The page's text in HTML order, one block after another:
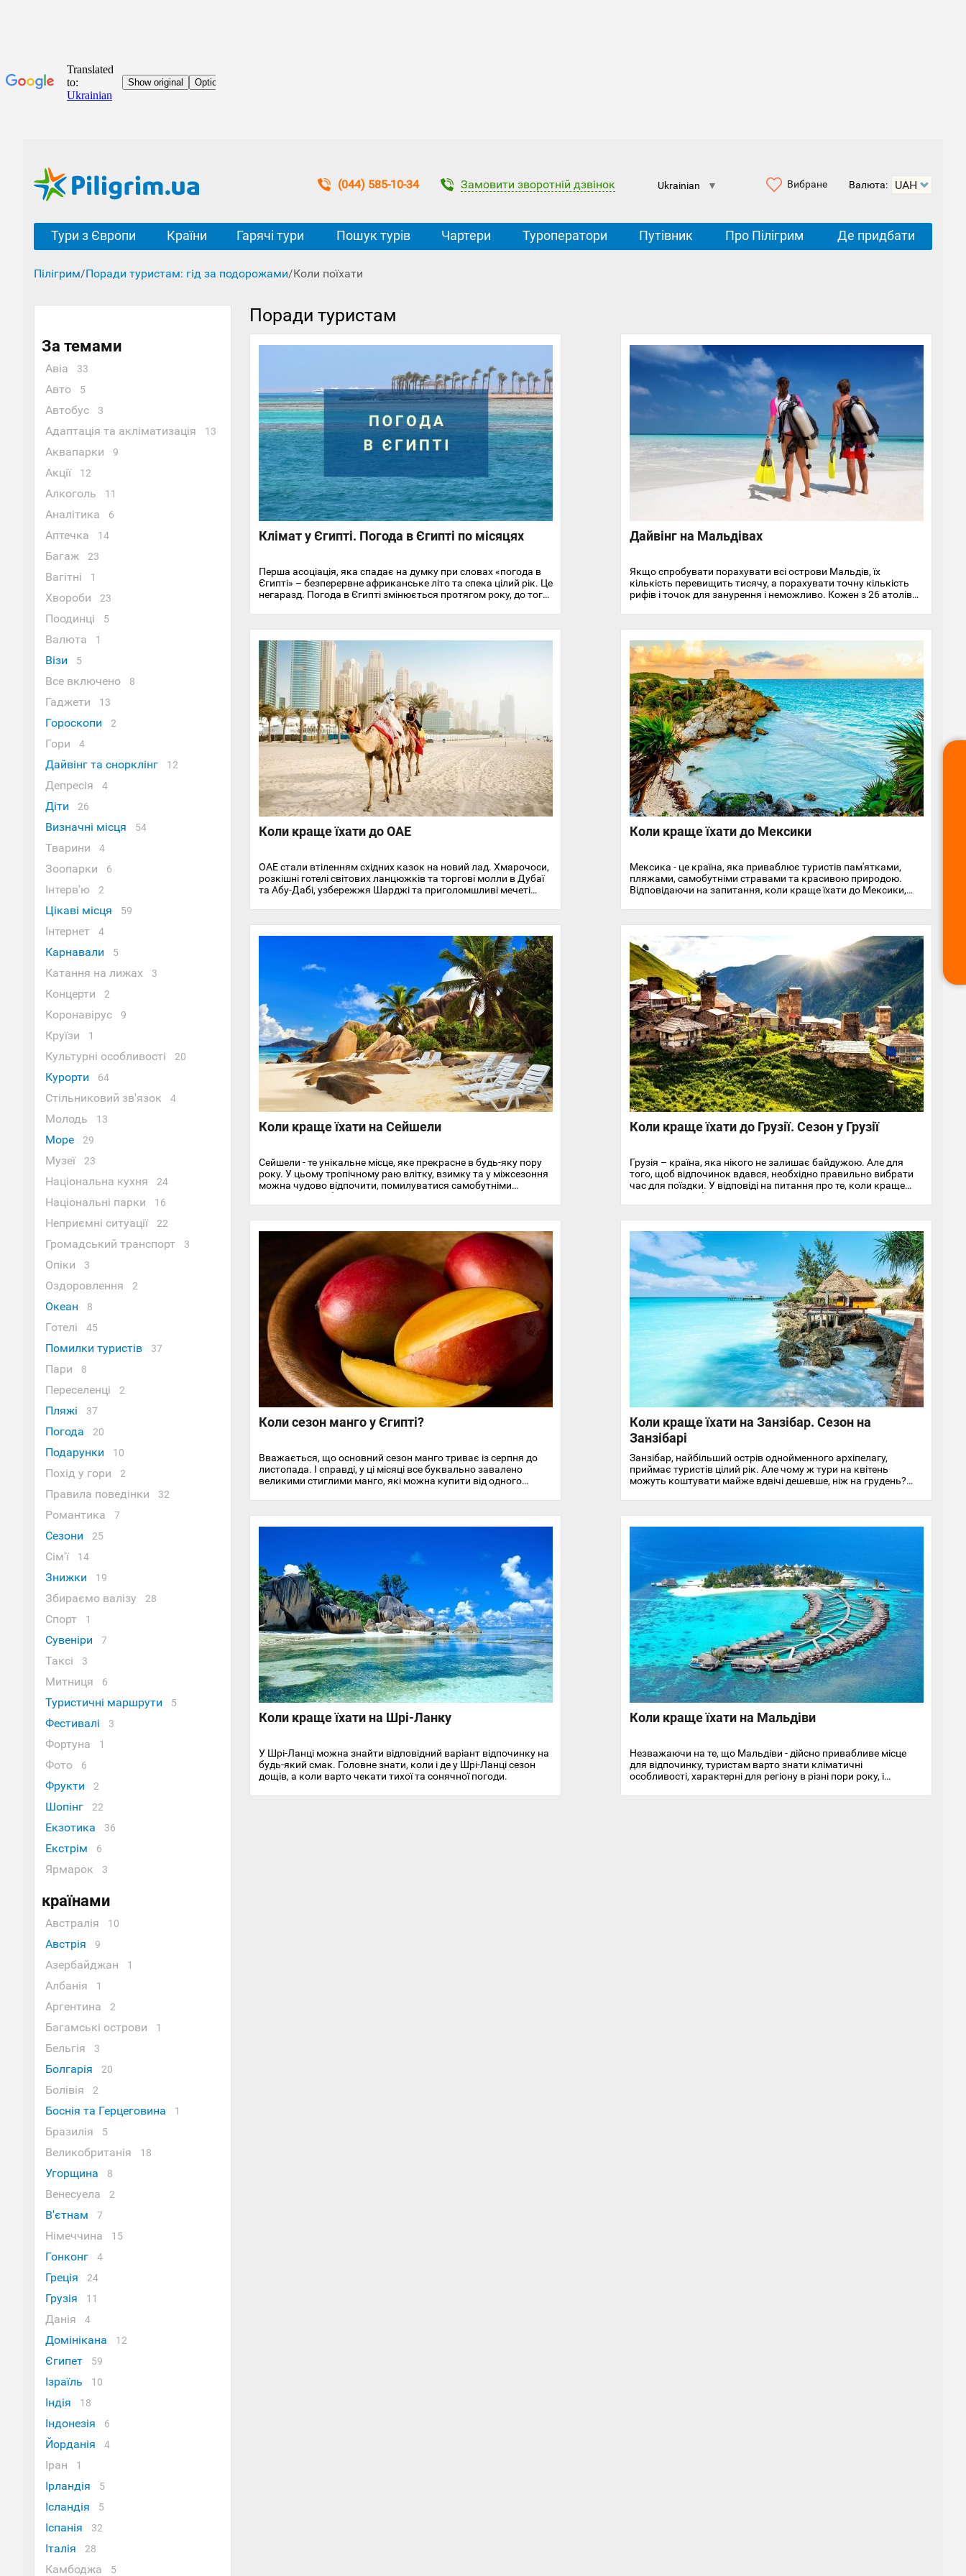
(044) 585-10-34 Замовити зворотній дзвінок Ukrainian ▼ Вибране Валюта:
Тури з Європи Країни Гарячі тури Пошук турів Чартери Туроператори Путівник Про Пілігрим Де придбати
Пілігрим/Поради туристам: гід за подорожами/Коли поїхати
За темами
Авіа 33
Авто 5
Автобус 3
Адаптація та акліматизація 13
Аквапарки 9
Акції 12
Алкоголь 11
Аналітика 6
Аптечка 14
Багаж 23
Вагітні 1
Хвороби 23
Поодинці 5
Валюта 1
Візи 5
Все включено 8
Гаджети 13
Гороскопи 2
Гори 4
Дайвінг та снорклінг 12
Депресія 4
Діти 26
Визначні місця 54
Тварини 4
Зоопарки 6
Інтерв'ю 2
Цікаві місця 59
Інтернет 4
Карнавали 5
Катання на лижах 3
Концерти 2
Коронавірус 9
Круїзи 1
Культурні особливості 20
Курорти 64
Стільниковий зв'язок 4
Молодь 13
Море 29
Музеї 23
Національна кухня 24
Національні парки 16
Неприємні ситуації 22
Громадський транспорт 3
Опіки 3
Оздоровлення 2
Океан 8
Готелі 45
Помилки туристів 37
Пари 8
Переселенці 2
Пляжі 37
Погода 20
Подарунки 10
Похід у гори 2
Правила поведінки 32
Романтика 7
Сезони 25
Сім'ї 14
Знижки 19
Збираємо валізу 28
Спорт 1
Сувеніри 7
Таксі 3
Митниця 6
Туристичні маршрути 5
Фестивалі 3
Фортуна 1
Фото 6
Фрукти 2
Шопінг 22
Екзотика 36
Екстрім 6
Ярмарок 3
країнами
Австралія 10
Австрія 9
Азербайджан 1
Албанія 1
Аргентина 2
Багамські острови 1
Бельгія 3
Болгарія 20
Болівія 2
Боснія та Герцеговина 1
Бразилія 5
Великобританія 18
Угорщина 8
Венесуела 2
В'єтнам 7
Німеччина 15
Гонконг 4
Греція 24
Грузія 11
Данія 4
Домінікана 12
Єгипет 59
Ізраїль 10
Індія 18
Індонезія 6
Йорданія 4
Іран 1
Ірландія 5
Ісландія 5
Іспанія 32
Італія 28
Камбоджа 5
Поради туристам
Клімат у Єгипті. Погода в Єгипті по місяцях
Перша асоціація, яка спадає на думку при словах «погода в
Єгипті» – безперервне африканське літо та спека цілий рік. Це
негаразд. Погода в Єгипті змінюється протягом року, до того
докладно розповімо про особливості клімату та температуру
повітря та води в Єгипті на найпопулярніших курортах
Червоного моря.
Дайвінг на Мальдівах
Якщо спробувати порахувати всі острови Мальдів, їх
кількість перевищить тисячу, а порахувати точну кількість
рифів і точок для занурення і неможливо. Кожен з 26 атолів
Нічний дайвінг, підводна зйомка, занурення на велику
глибину, дайвінг з черепахами, схилами і навіть акулами –
ось неповний перелік того, чим можна зайнятися на
Мальдівах.
Коли краще їхати до ОАЕ
ОАЕ стали втіленням східних казок на новий лад. Хмарочоси,
розкішні готелі світових ланцюжків та торгові молли в Дубаї
та Абу-Дабі, узбережжя Шарджі та приголомшливі мечеті
Цілий рік сюди прилітають десятки тисяч мандрівників. Але
оптимальним часом для подорожі є холодний сезон в ОАЕ.
Він починається з жовтня та закінчується в середині весни.
Коли краще їхати до Мексики
Мексика - це країна, яка приваблює туристів пам'ятками,
пляжами, самобутніми стравами та красивою природою.
Відповідаючи на запитання, коли краще їхати до Мексики,
головне вибрати потрібний курорт та узбережжя.
Коли краще їхати на Сейшели
Сейшели - те унікальне місце, яке прекрасне в будь-яку пору
року. У цьому тропічному раю влітку, взимку та у міжсезоння
можна чудово відпочити, помилуватися самобутніми
пейзажами, побачити цікаві місця.
Коли краще їхати до Грузії. Сезон у Грузії
Грузія – країна, яка нікого не залишає байдужою. Але для
того, щоб відпочинок вдався, необхідно правильно вибрати
час для поїздки. У відповіді на питання про те, коли краще
їхати до Грузії, багато залежить від цілей туристів.
Коли сезон манго у Єгипті?
Вважається, що основний сезон манго триває із серпня до
листопада. І справді, у ці місяці все буквально завалено
великими стиглими манго, які можна купити від одного
вдасться спробувати місцеве манго.
Коли краще їхати на Занзібар. Сезон на
Занзібарі
Занзібар, найбільший острів однойменного архіпелагу,
приймає туристів цілий рік. Але чому ж тури на квітень
можуть коштувати майже вдвічі дешевше, ніж на грудень?
Коли краще їхати на Шрі-Ланку
У Шрі-Ланці можна знайти відповідний варіант відпочинку на
будь-який смак. Головне знати, коли і де у Шрі-Ланці сезон
дощів, а коли варто чекати тихої та сонячної погоди.
Коли краще їхати на Мальдіви
Незважаючи на те, що Мальдіви - дійсно привабливе місце
для відпочинку, туристам варто знати кліматичні
особливості, характерні для регіону в різні пори року, і